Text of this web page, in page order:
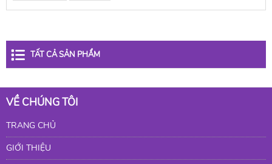
TẤT CẢ SẢN PHẨM
VỀ CHÚNG TÔI
TRANG CHỦ
GIỚI THIỆU